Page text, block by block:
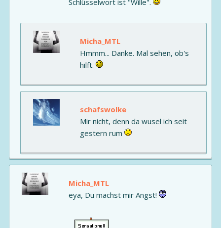
Schlüsselwort ist "Wille".
Micha_MTL
Hmmm... Danke. Mal sehen, ob's
hilft.
schafswolke
Mir nicht, denn da wusel ich seit
gestern rum
Micha_MTL
eya, Du machst mir Angst!